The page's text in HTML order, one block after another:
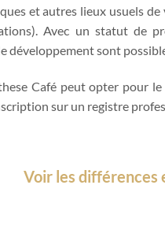
et autres lieux usuels
Avec un statut de
développement sont
Café peut opter pour
sur un registre
Voir les différences